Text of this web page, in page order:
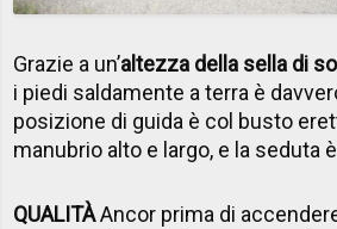
Grazie a un’altezza della sella di
i piedi saldamente a terra è
posizione di guida è col busto
manubrio alto e largo, e la seduta
QUALITÀAncor prima di